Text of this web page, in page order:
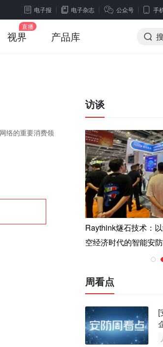
电子报 电子杂志 公众号 手
视界 产品库
络的重要消费领
访谈
能应急救援与医疗运
Raythink燧石技术：
空经济时代的智能安
周看点
[